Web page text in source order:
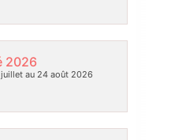
2026
au 24 août 2026